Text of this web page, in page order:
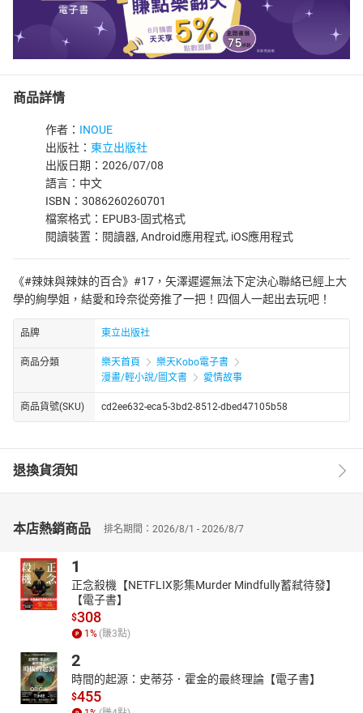
商品詳情
作者： INOUE
出版社： 東立出版社
出版日期：2026/07/08
語言：中文
ISBN：3086260260701
檔案格式：EPUB3-固式格式
閱讀裝置：閱讀器, Android應用程式, iOS應用程式
《#辣妹與辣妹的百合》#17，矢澤遲遲無法下定決心聯絡已經上大
學的絢學姐，結愛和玲奈從旁推了一把！四個人一起出去玩吧！
品牌 東立出版社
商品分類 樂天首頁
樂天Kobo電子書
漫畫/輕小說/圖文書
愛情故事
商品貨號(SKU) cd2ee632-eca5-3bd2-8512-dbed47105b58
退換貨須知
本店熱銷商品 排名期間：2026/8/1 - 2026/8/7
1
正念殺機【NETFLIX影集Murder Mindfully蓄弒待發】
【電子書】
$308
1% (賺3點)
2
時間的起源：史蒂芬．霍金的最終理論【電子書】
$455